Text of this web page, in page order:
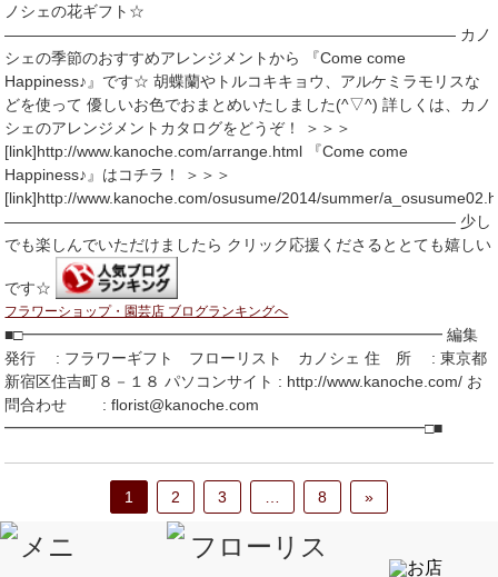
ノシェの花ギフト☆
――――――――――――――――――――――――――――― カノ
シェの季節のおすすめアレンジメントから 『Come come
Happiness♪』です☆ 胡蝶蘭やトルコキキョウ、アルケミラモリスな
どを使って 優しいお色でおまとめいたしました(^▽^) 詳しくは、カノ
シェのアレンジメントカタログをどうぞ！ ＞＞＞
[link]http://www.kanoche.com/arrange.html 『Come come
Happiness♪』はコチラ！ ＞＞＞
[link]http://www.kanoche.com/osusume/2014/summer/
――――――――――――――――――――――――――――― 少し
でも楽しんでいただけましたら クリック応援くださるととても嬉しい
です☆
フラワーショップ・園芸店 ブログランキングへ
■□━━━━━━━━━━━━━━━━━━━━━━━━━━━ 編集
発行 : フラワーギフト フローリスト カノシェ 住 所 : 東京都
新宿区住吉町８－１８ パソコンサイト : http://www.kanoche.com/ お
問合わせ : florist@kanoche.com
━━━━━━━━━━━━━━━━━━━━━━━━━━━□■
1 2 3 … 8 »